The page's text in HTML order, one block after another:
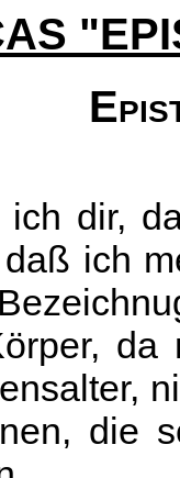
ich dir,
ich
die